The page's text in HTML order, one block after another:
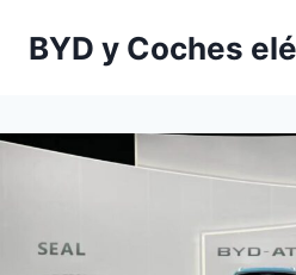
BYD y Coches